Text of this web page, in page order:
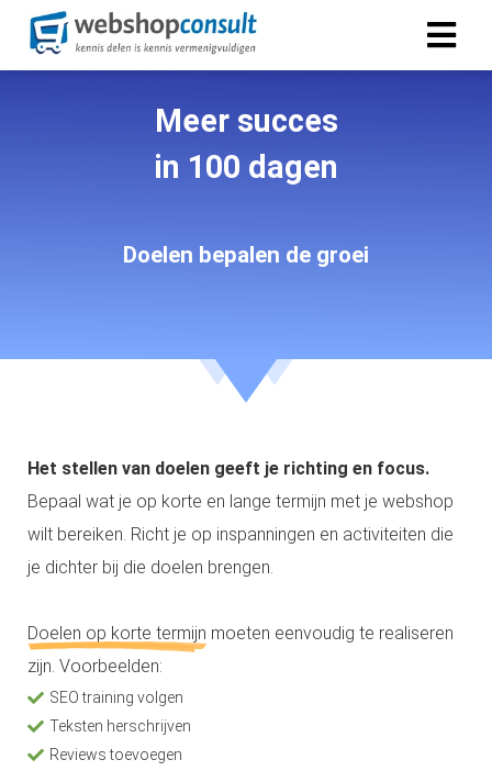
Meer succes
in 100 dagen
Doelen bepalen de groei
Het stellen van doelen geeft je richting en focus.
Bepaal wat je op korte en lange termijn met je webshop
wilt bereiken. Richt je op inspanningen en activiteiten die
je dichter bij die doelen brengen.
Doelen op korte termijn moeten eenvoudig te realiseren
zijn. Voorbeelden:
SEO training volgen
Teksten herschrijven
Reviews toevoegen
deze
kan de
niet
worden
over